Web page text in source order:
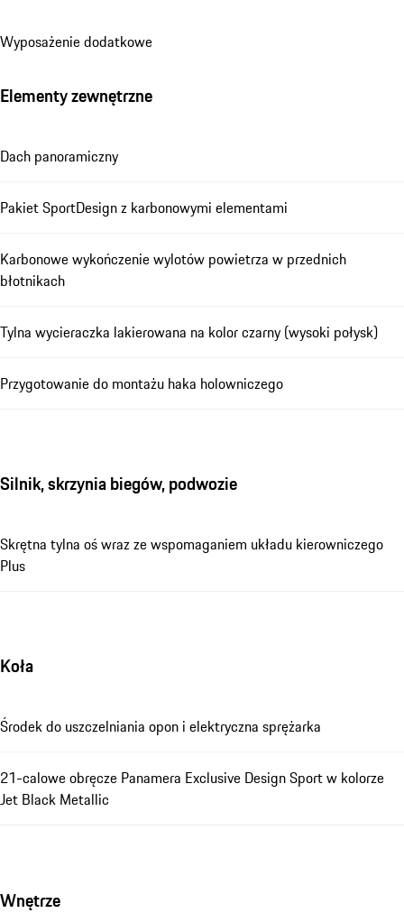
Wyposażenie dodatkowe
Elementy zewnętrzne
Dach panoramiczny
Pakiet SportDesign z karbonowymi elementami
Karbonowe wykończenie wylotów powietrza w przednich
błotnikach
Tylna wycieraczka lakierowana na kolor czarny (wysoki połysk)
Przygotowanie do montażu haka holowniczego
Silnik, skrzynia biegów, podwozie
Skrętna tylna oś wraz ze wspomaganiem układu kierowniczego
Plus
Koła
Środek do uszczelniania opon i elektryczna sprężarka
21-calowe obręcze Panamera Exclusive Design Sport w kolorze
Jet Black Metallic
Wnętrze